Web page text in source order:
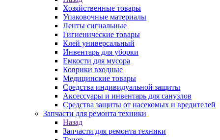
Хозяйственные товары
Упаковочные материалы
Ленты сигнальные
Гигиенические товары
Клей универсальный
Инвентарь для уборки
Емкости для мусора
Коврики входные
Медицинские товары
Средства индивидуальной защиты
Аксессуары и инвентарь для санузлов
Средства защиты от насекомых и вредителей
Запчасти для ремонта техники
Назад
Запчасти для ремонта техники